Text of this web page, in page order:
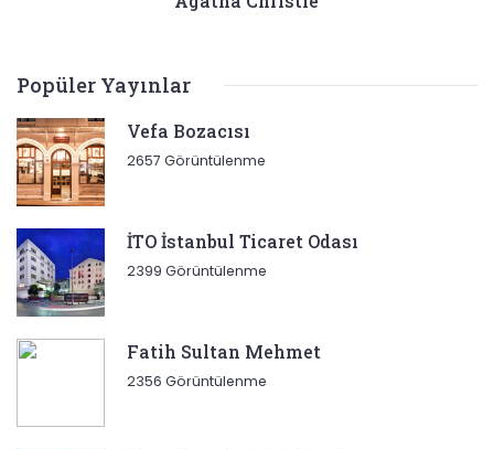
Popüler Yayınlar
Vefa Bozacısı
2657 Görüntülenme
İTO İstanbul Ticaret Odası
2399 Görüntülenme
Fatih Sultan Mehmet
2356 Görüntülenme